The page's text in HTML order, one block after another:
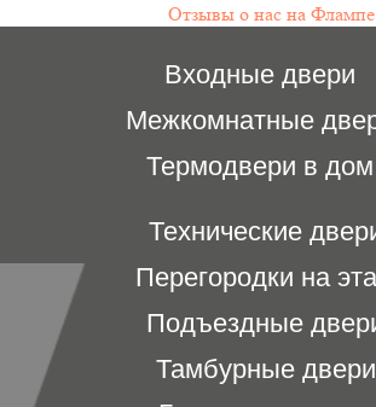
Отзывы о нас на Флампе
представленных в каталоге на сайте, могут
материалов данного сайта без разрешения
правообладателя запрещено.